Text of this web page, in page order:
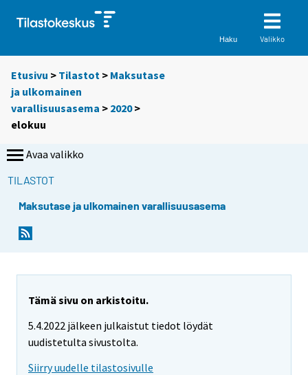
Haku Valikko
Etusivu > Tilastot > Maksutase
ja ulkomainen
varallisuusasema > 2020>
elokuu
Avaa valikko
TILASTOT
Maksutase ja ulkomainen varallisuusasema
Tämä sivu on arkistoitu.
5.4.2022 jälkeen julkaistut tiedot löydät
uudistetulta sivustolta.
Siirry uudelle tilastosivulle